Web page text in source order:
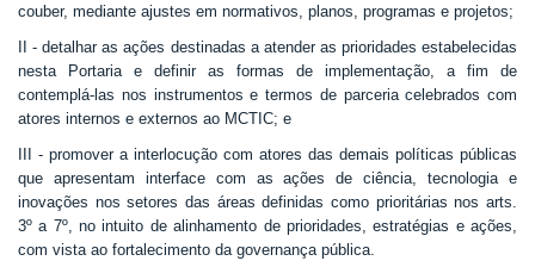
couber, mediante ajustes em normativos, planos, programas e projetos;
II - detalhar as ações destinadas a atender as prioridades estabelecidas
nesta Portaria e definir as formas de implementação, a fim de
contemplá-las nos instrumentos e termos de parceria celebrados com
atores internos e externos ao MCTIC; e
III - promover a interlocução com atores das demais políticas públicas
que apresentam interface com as ações de ciência, tecnologia e
inovações nos setores das áreas definidas como prioritárias nos arts.
3º a 7º, no intuito de alinhamento de prioridades, estratégias e ações,
com vista ao fortalecimento da governança pública.